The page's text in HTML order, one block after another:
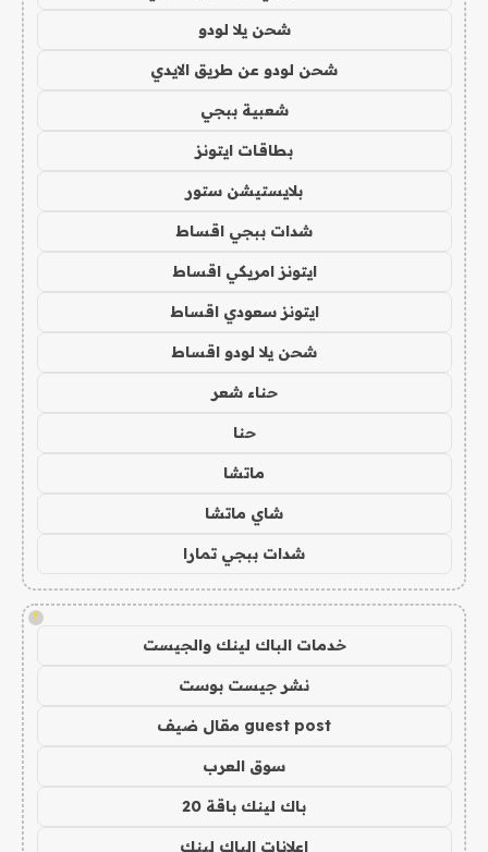
شحن يلا لودو
شحن لودو عن طريق الايدي
شعبية ببجي
بطاقات ايتونز
بلايستيشن ستور
شدات ببجي اقساط
ايتونز امريكي اقساط
ايتونز سعودي اقساط
شحن يلا لودو اقساط
حناء شعر
حنا
ماتشا
شاي ماتشا
شدات ببجي تمارا
!
خدمات الباك لينك والجيست
نشر جيست بوست
guest post مقال ضيف
سوق العرب
باك لينك باقة 20
اعلانات الباك لينك